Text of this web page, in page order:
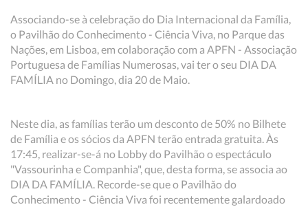
Associando-se à celebração do Dia Internacional da Família,
o Pavilhão do Conhecimento - Ciência Viva, no Parque das
Nações, em Lisboa, em colaboração com a APFN - Associação
Portuguesa de Famílias Numerosas, vai ter o seu DIA DA
FAMÍLIA no Domingo, dia 20 de Maio.
Neste dia, as famílias terão um desconto de 50% no Bilhete
de Família e os sócios da APFN terão entrada gratuita. Às
17:45, realizar-se-á no Lobby do Pavilhão o espectáculo
"Vassourinha e Companhia", que, desta forma, se associa ao
DIA DA FAMÍLIA. Recorde-se que o Pavilhão do
Conhecimento - Ciência Viva foi recentemente galardoado